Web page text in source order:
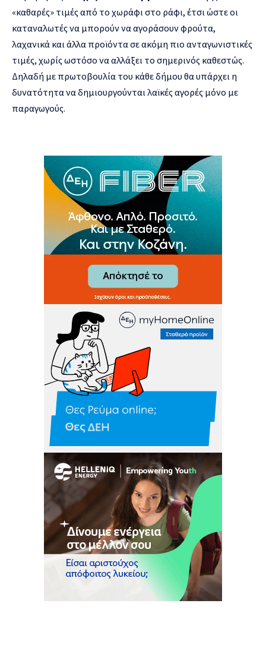
«καθαρές» τιμές από το χωράφι στο ράφι, έτσι ώστε οι
καταναλωτές να μπορούν να αγοράσουν φρούτα,
λαχανικά και άλλα προϊόντα σε ακόμη πιο ανταγωνιστικές
τιμές, χωρίς ωστόσο να αλλάξει το σημερινός καθεστώς.
Δηλαδή με πρωτοβουλία του κάθε δήμου θα υπάρχει η
δυνατότητα να δημιουργούνται λαϊκές αγορές μόνο με
παραγωγούς.